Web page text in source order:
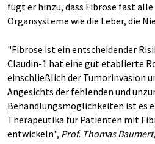
fügt er hinzu, dass Fibrose fast alle
Organsysteme wie die Leber, die
"Fibrose ist ein entscheidender
Claudin-1 hat eine gut etablierte
einschließlich der Tumorinvasion
Angesichts der fehlenden und
Behandlungsmöglichkeiten ist es
Therapeutika für Patienten mit
entwickeln", Prof. Thomas